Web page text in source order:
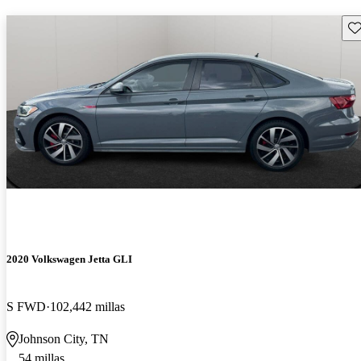
2020 Volkswagen Jetta GLI
S FWD 102,442 millas
Johnson City, TN